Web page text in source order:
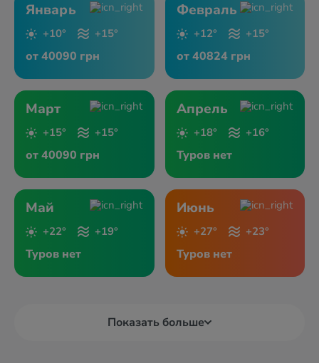
Январь
+10° +15°
от 40090 грн
Февраль
+12° +15°
от 40824 грн
Март
+15° +15°
от 40090 грн
Апрель
+18° +16°
Туров нет
Май
+22° +19°
Туров нет
Июнь
+27° +23°
Туров нет
Показать больше